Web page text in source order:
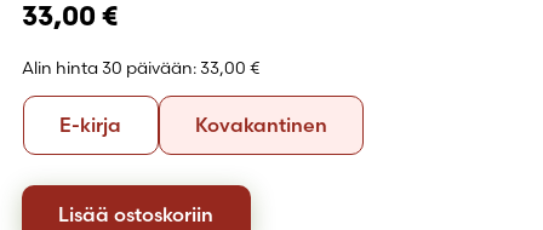
33,00 €
Alin hinta 30 päivään: 33,00 €
Formaatti
E-kirja
kirja
KovakantinenKovakantinen
Lisää ostoskoriin